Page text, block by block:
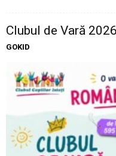
Clubul de Vară
GOKID